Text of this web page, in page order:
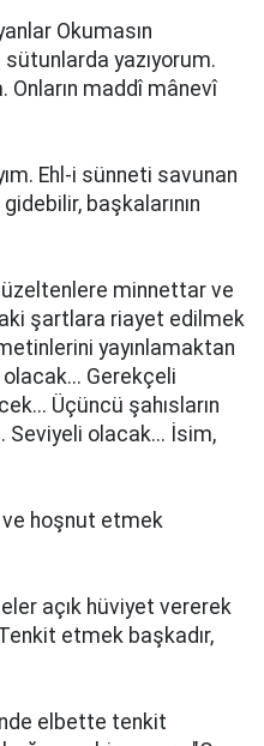
Okumasın
sütunlarda yazıyorum.
Onların maddî mânevî
Ehl-i sünneti savunan
başkalarının
minnettar ve
şartlara riayet edilmek
yayınlamaktan
Gerekçeli
Üçüncü şahısların
Seviyeli olacak... İsim,
ve hoşnut etmek
açık hüviyet vererek
etmek başkadır,
elbette tenkit